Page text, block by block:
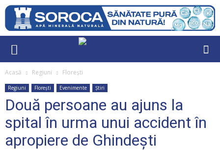
Acasă Regiuni Florești
Regiuni Florești Evenimente Știri
Două persoane au ajuns la
spital în urma unui accident în
apropiere de Ghindești